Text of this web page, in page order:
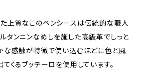
上質なこのペンシースは伝統的な職人
タンニンなめしを施した高級革でしっと
な感触が特徴で使い込むほどに色と風
くるブッテーロを使用しています。